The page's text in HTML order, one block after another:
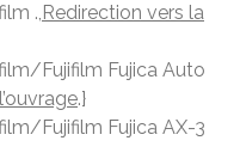
., Redirection vers la
Fujifilm Fujica Auto
.}
Fujifilm Fujica AX-3